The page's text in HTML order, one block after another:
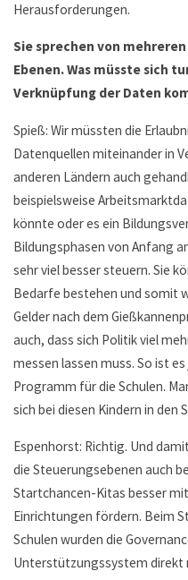
Herausforderungen.
Sie sprechen von
Ebenen. Was müsste sich
Verknüpfung der Daten
Spieß: Wir müssten die
Datenquellen miteinander in
anderen Ländern auch
beispielsweise
könnte oder es ein
Bildungsphasen von Anfang
sehr viel besser steuern. Sie
Bedarfe bestehen und somit
Gelder nach dem
auch, dass sich Politik viel
messen lassen muss. So ist
Programm für die Schulen.
sich bei diesen Kindern in den
Espenhorst: Richtig. Und
die Steuerungsebenen auch
Startchancen-Kitas besser
Einrichtungen fördern. Beim
Schulen wurden die
Unterstützungssystem direkt